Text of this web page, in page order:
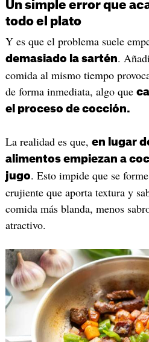
Un simple error que
todo el plato
Y es que el problema suele
demasiado la sartén.
comida al mismo tiempo
de forma inmediata, algo que
el proceso de cocción.
La realidad es que, en lugar
alimentos empiezan a
jugo. Esto impide que se
crujiente que aporta textura y
comida más blanda, menos
atractivo.